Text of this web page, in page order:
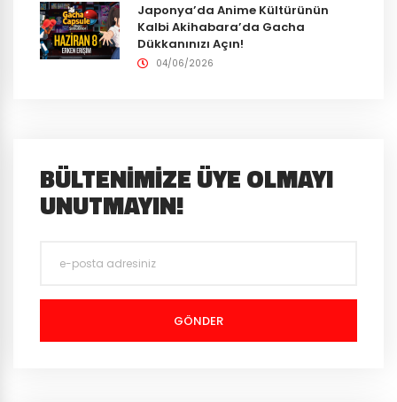
Japonya’da Anime Kültürünün
Kalbi Akihabara’da Gacha
Dükkanınızı Açın!
04/06/2026
BÜLTENIMIZE ÜYE OLMAYI
UNUTMAYIN!